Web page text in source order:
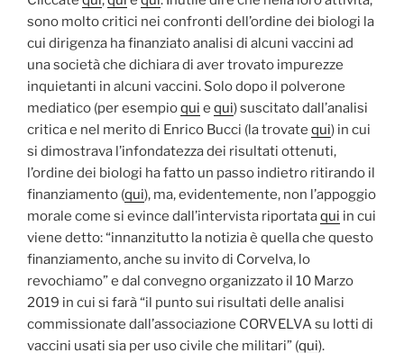
sono molto critici nei confronti dell’ordine dei biologi la
cui dirigenza ha finanziato analisi di alcuni vaccini ad
una società che dichiara di aver trovato impurezze
inquietanti in alcuni vaccini. Solo dopo il polverone
mediatico (per esempioqui e qui) suscitato dall’analisi
critica e nel merito di Enrico Bucci (la trovate qui) in cui
si dimostrava l’infondatezza dei risultati ottenuti,
l’ordine dei biologi ha fatto un passo indietro ritirando il
finanziamento (qui), ma, evidentemente, non l’appoggio
morale come si evince dall’intervista riportataqui in cui
viene detto: “innanzitutto la notizia è quella che questo
finanziamento, anche su invito di Corvelva, lo
revochiamo” e dal convegno organizzato il 10 Marzo
2019 in cui si farà “il punto sui risultati delle analisi
commissionate dall’associazione CORVELVA su lotti di
vaccini usati sia per uso civile che militari” (qui).